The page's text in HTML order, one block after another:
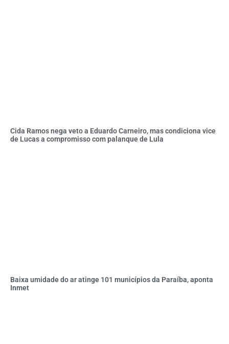
Cida Ramos nega veto a Eduardo Carneiro, mas condiciona vice
de Lucas a compromisso com palanque de Lula
Baixa umidade do ar atinge 101 municípios da Paraíba, aponta
Inmet